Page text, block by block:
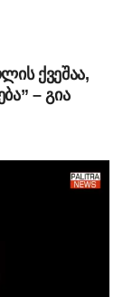
ერთ-
კლინიკის ერთ-
ქვეშაა,
– გია